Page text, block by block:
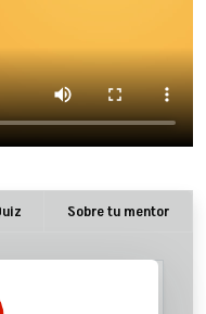
Sobre tu mentor
gastos